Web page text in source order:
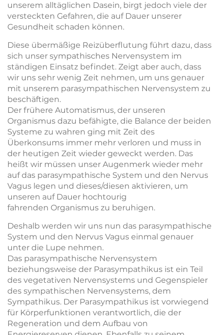
unserem alltäglichen Dasein, birgt jedoch viele der
versteckten Gefahren, die auf Dauer unserer
Gesundheit schaden können.
Diese übermäßige Reizüberflutung führt dazu, dass
sich unser sympathisches Nervensystem im
ständigen Einsatz befindet. Zeigt aber auch, dass
wir uns sehr wenig Zeit nehmen, um uns genauer
mit unserem parasympathischen Nervensystem zu
beschäftigen.
Der frühere Automatismus, der unseren
Organismus dazu befähigte, die Balance der beiden
Systeme zu wahren ging mit Zeit des
Überkonsums immer mehr verloren und muss in
der heutigen Zeit wieder geweckt werden. Das
heißt wir müssen unser Augenmerk wieder mehr
auf das parasympathische System und den Nervus
Vagus legen und dieses/diesen aktivieren, um
unseren auf Dauer hochtourig
fahrenden Organismus zu beruhigen.
Deshalb werden wir uns nun das parasympathische
System und den Nervus Vagus einmal genauer
unter die Lupe nehmen.
Das parasympathische Nervensystem
beziehungsweise der Parasympathikus ist ein Teil
des vegetativen Nervensystems und Gegenspieler
des sympathischen Nervensystems, dem
Sympathikus. Der Parasympathikus ist vorwiegend
für Körperfunktionen verantwortlich, die der
Regeneration und dem Aufbau von